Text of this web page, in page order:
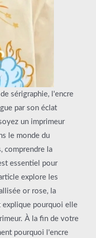
sérigraphie, l'encre
par son éclat
un imprimeur
le monde du
comprendre la
essentiel pour
explore les
or rose, la
explique pourquoi elle
À la fin de votre
pourquoi l'encre